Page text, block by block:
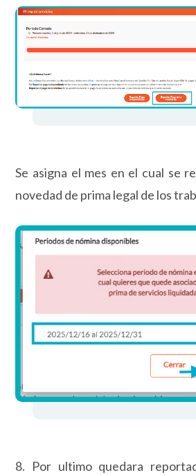
Se asigna el mes en el cual se
novedad de prima legal de los
8. Por ultimo quedara